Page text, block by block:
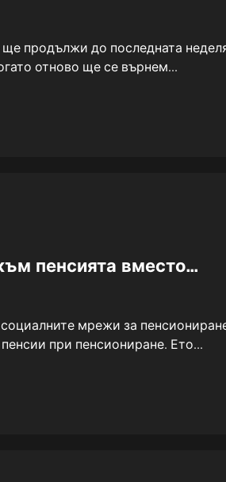
продължи до последната
отново ще се върнем...
пенсията вместо…
мрежи за
при пенсиониране. Ето...